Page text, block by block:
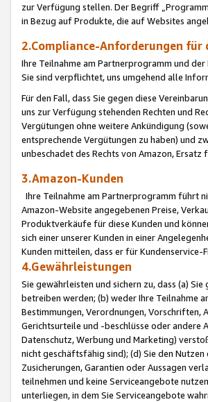
zur Verfügung stellen. Der Begriff
in Bezug auf Produkte, die auf Websites
2.Compliance-Anforderungen
Ihre Teilnahme am Partnerprogramm und
Sie sind verpflichtet, uns umgehend alle
Für den Fall, dass Sie gegen diese
uns zur Verfügung stehenden Rechten und
Vergütungen ohne weitere Ankündigung
entsprechende Vergütungen zu haben) und
unbeschadet des Rechts von Amazon,
3.Amazon-Kunden
Ihre Teilnahme am Partnerprogramm führt
Amazon-Website angegebenen Preise,
Produktverkäufe für diese Kunden und
sich einer unserer Kunden in einer
Kunden mitteilen, dass er für
4.Gewährleistungen
Sie gewährleisten und sichern zu, dass (a)
betreiben werden; (b) weder Ihre Teilnahme
Bestimmungen, Verordnungen, Vorschriften,
Gerichtsurteile und -beschlüsse oder andere
Datenschutz, Werbung und Marketing)
nicht geschäftsfähig sind); (d) Sie den
Zusicherungen, Garantien oder Aussagen
teilnehmen und keine Serviceangebote
unterliegen, in dem Sie Serviceangebote